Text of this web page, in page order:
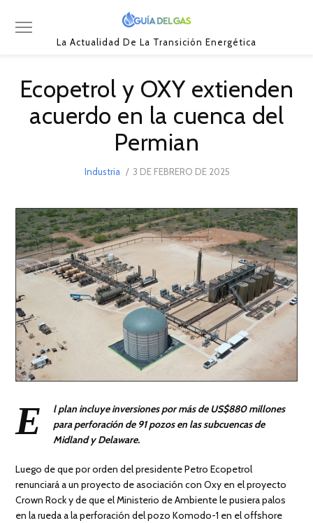
La Actualidad De La Transición Energética
Ecopetrol y OXY extienden
acuerdo en la cuenca del
Permian
Industria
POSTED
3 DE FEBRERO DE 2025
DE
2025
E
l plan incluye inversiones por más de US$880 millones
para perforación de 91 pozos en las subcuencas de
Midland y Delaware.
Luego de que por orden del presidente Petro Ecopetrol
renunciará a un proyecto de asociación con Oxy en el proyecto
Crown Rock y de que el Ministerio de Ambiente le pusiera palos
en la rueda a la perforación del pozo Komodo-1 en el offshore